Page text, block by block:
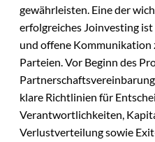
gewährleisten. Eine der
erfolgreiches Joinvesting
und offene Kommunikation
Parteien. Vor Beginn des
klare Richtlinien für
Verantwortlichkeiten,
Verlustverteilung sowie